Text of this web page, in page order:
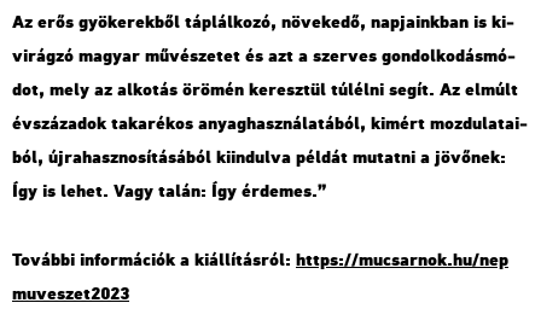
Az erős gyö­ke­rek­ből táp­lál­ko­zó, nö­ve­ke­dő, nap­ja­ink­ban is ki­
vi­rág­zó ma­gyar mű­vé­sze­tet és azt a szer­ves gon­dol­ko­dás­mó­
dot, mely az al­ko­tás örö­mén ke­resz­tül túl­él­ni segít. Az el­múlt
év­szá­za­dok ta­ka­ré­kos anyag­hasz­ná­la­tá­ból, ki­mért moz­du­la­ta­i­
ból, új­ra­hasz­no­sí­tá­sá­ból ki­in­dul­va pél­dát mu­tat­ni a jö­vő­nek:
Így is lehet. Vagy talán: Így ér­de­mes.”
To­váb­bi in­for­má­ci­ók a ki­ál­lí­tás­ról: https://​mu­csar­nok.​hu/​nep​
muve​szet​2023